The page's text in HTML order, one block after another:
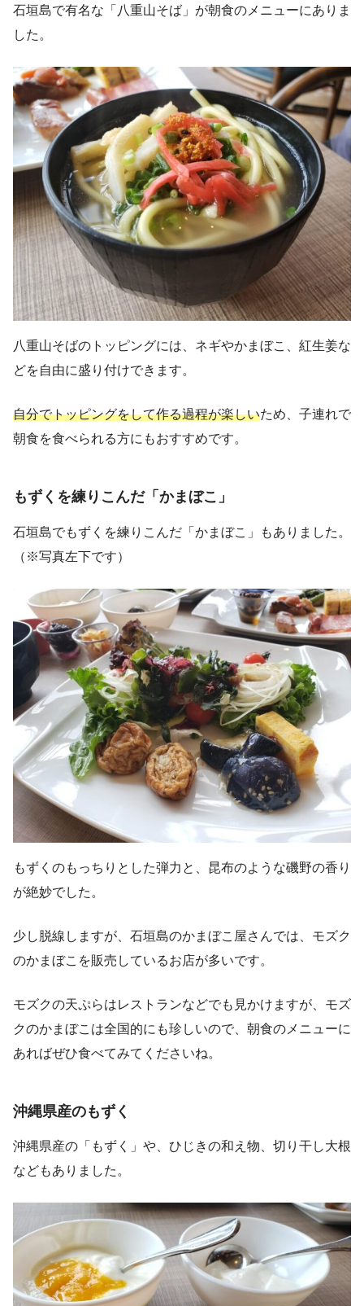
石垣島で有名な「八重山そば」が朝食のメニューにありま
した。
八重山そばのトッピングには、ネギやかまぼこ、紅生姜な
どを自由に盛り付けできます。
自分でトッピングをして作る過程が楽しいため、子連れで
朝食を食べられる方にもおすすめです。
もずくを練りこんだ「かまぼこ」
石垣島でもずくを練りこんだ「かまぼこ」もありました。
（※写真左下です）
もずくのもっちりとした弾力と、昆布のような磯野の香り
が絶妙でした。
少し脱線しますが、石垣島のかまぼこ屋さんでは、モズク
のかまぼこを販売しているお店が多いです。
モズクの天ぷらはレストランなどでも見かけますが、モズ
クのかまぼこは全国的にも珍しいので、朝食のメニューに
あればぜひ食べてみてくださいね。
沖縄県産のもずく
沖縄県産の「もずく」や、ひじきの和え物、切り干し大根
などもありました。